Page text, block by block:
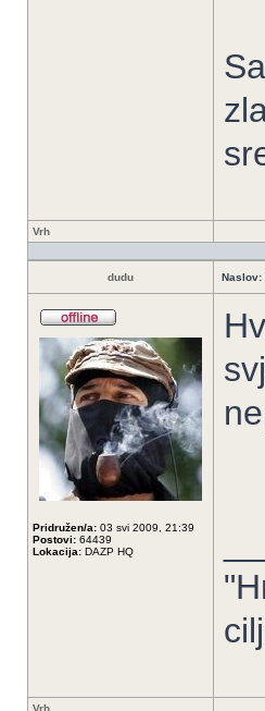
Vrh
dudu Naslov:
Pridružen/a: 03 svi 2009, 21:39
Postovi: 64439
Lokacija: DAZP HQ
Vrh